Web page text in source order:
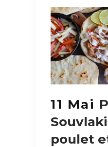
11 Mai
poulet